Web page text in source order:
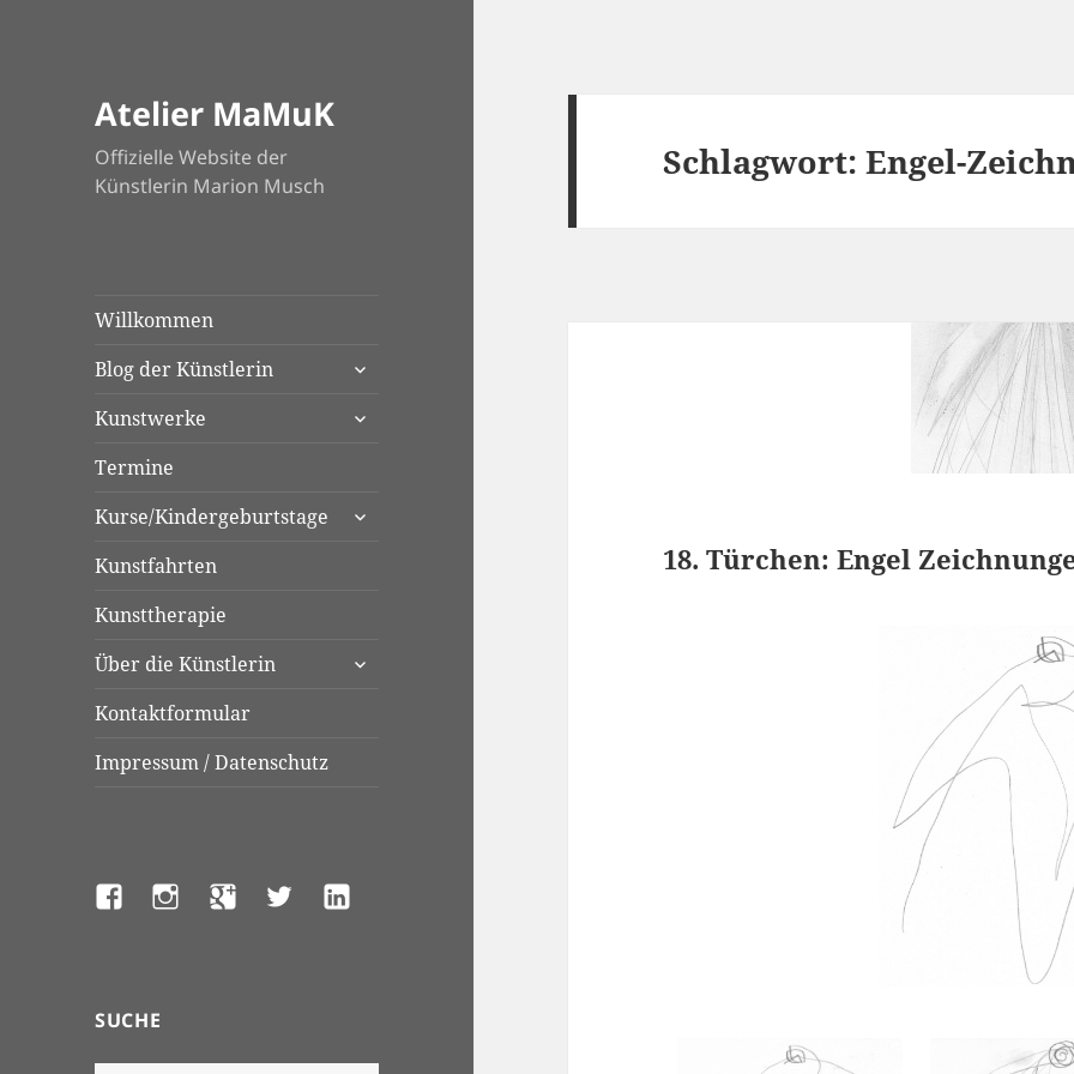
Atelier MaMuK
Offizielle Website der
Künstlerin Marion Musch
Willkommen
Blog der Künstlerin
untermenü
Kunstwerke
untermenü
Termine
Kurse/Kindergeburtstage
untermenü
Kunstfahrten
Kunsttherapie
Über die Künstlerin
untermenü
Kontaktformular
Impressum / Datenschutz
FacebookInstagramGoogle+TwitterLinkedIn
SUCHE
Schlagwort:Engel-
18. Türchen: Engel